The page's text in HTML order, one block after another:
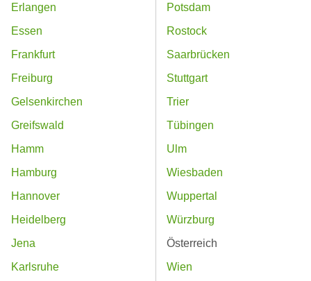
Erlangen
Essen
Frankfurt
Freiburg
Gelsenkirchen
Greifswald
Hamm
Hamburg
Hannover
Heidelberg
Jena
Karlsruhe
Potsdam
Rostock
Saarbrücken
Stuttgart
Trier
Tübingen
Ulm
Wiesbaden
Wuppertal
Würzburg
Österreich
Wien